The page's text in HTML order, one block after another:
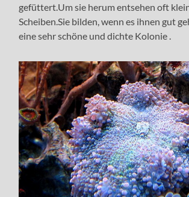
gefüttert.Um sie herum entsehen oft
Scheiben.Sie bilden, wenn es ihnen gut
eine sehr schöne und dichte Kolonie .